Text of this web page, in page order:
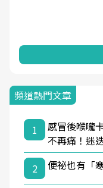
頻道熱門文章
1
感冒後喉嚨
不再痛！迷
2
便祕也有「